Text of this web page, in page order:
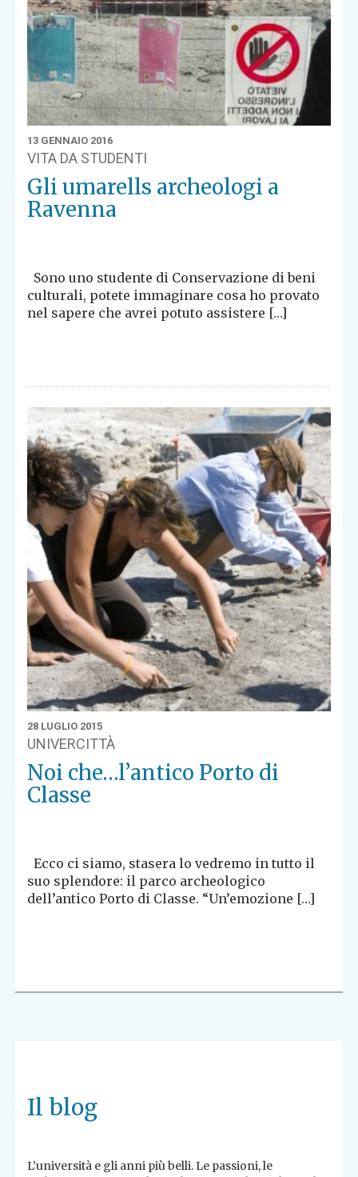
13 GENNAIO 2016
VITA DA STUDENTI
Gli umarells archeologi a
Ravenna
Sono uno studente di Conservazione di beni
culturali, potete immaginare cosa ho provato
nel sapere che avrei potuto assistere […]
28 LUGLIO 2015
UNIVERCITTÀ
Noi che…l’antico Porto di
Classe
Ecco ci siamo, stasera lo vedremo in tutto il
suo splendore: il parco archeologico
dell’antico Porto di Classe. “Un’emozione […]
Il blog
L’università e gli anni più belli. Le passioni, le